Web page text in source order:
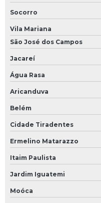
Socorro
Vila Mariana
São José dos Campos
Jacareí
Água Rasa
Aricanduva
Belém
Cidade Tiradentes
Ermelino Matarazzo
Itaim Paulista
Jardim Iguatemi
Moóca